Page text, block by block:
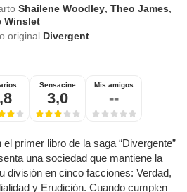
Shailene Woodley ,Theo James
Winslet
original Divergent
Sensacine
3,0
Mis amigos
--
primer libro de la saga “Divergente”
una sociedad que mantiene la
división en cinco facciones: Verdad,
y Erudición. Cuando cumplen